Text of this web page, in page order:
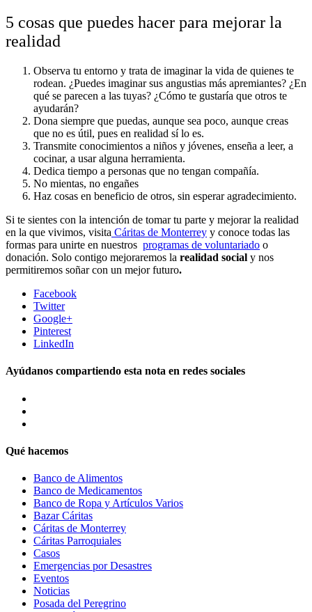
5 cosas que puedes hacer para mejorar la
realidad
Observa tu entorno y trata de imaginar la vida de quienes te
rodean. ¿Puedes imaginar sus angustias más apremiantes? ¿En
qué se parecen a las tuyas? ¿Cómo te gustaría que otros te
ayudarán?
Dona siempre que puedas, aunque sea poco, aunque creas
que no es útil, pues en realidad sí lo es.
Transmite conocimientos a niños y jóvenes, enseña a leer, a
cocinar, a usar alguna herramienta.
Dedica tiempo a personas que no tengan compañía.
No mientas, no engañes
Haz cosas en beneficio de otros, sin esperar agradecimiento.
Si te sientes con la intención de tomar tu parte y mejorar la realidad
en la que vivimos, visita Cáritas de Monterrey y conoce todas las
formas para unirte en nuestros programas de voluntariado o
donación. Solo contigo mejoraremos la realidad social y nos
permitiremos soñar con un mejor futuro.
Facebook
Twitter
Google+
Pinterest
LinkedIn
Ayúdanos compartiendo esta nota en redes sociales
Qué hacemos
Banco de Alimentos
Banco de Medicamentos
Banco de Ropa y Artículos Varios
Bazar Cáritas
Cáritas de Monterrey
Cáritas Parroquiales
Casos
Emergencias por Desastres
Eventos
Noticias
Posada del Peregrino